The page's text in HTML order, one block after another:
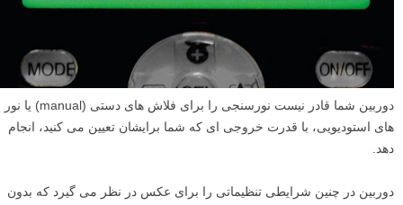
دوربین شما قادر نیست نورسنجی را برای فلاش های دستی (manual) یا نور
های استودیویی، با قدرت خروجی ای که شما برایشان تعیین می کنید، انجام
دهد.
دوربین در چنین شرایطی تنظیماتی را برای عکس در نظر می گیرد که بدون